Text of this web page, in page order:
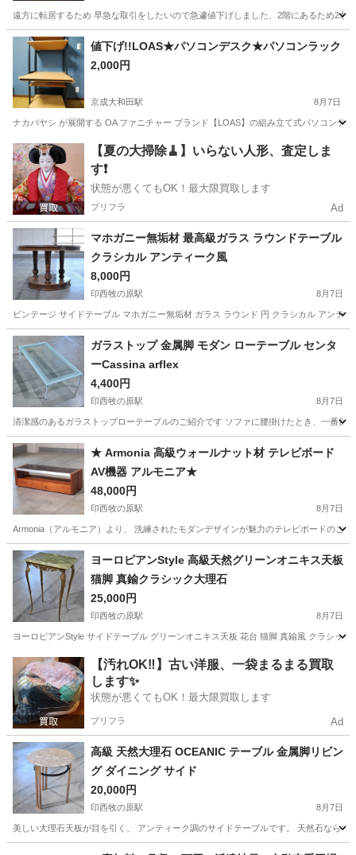
遠方に転居するため 早急な取引をしたいので急遽値下げしました、2階にあるため2
千葉 柏市 南柏駅
値下げ!!LOAS★パソコンデスク★パソコンラック
2,000円
京成大和田駅 8月7日
ナカバヤシ が展開する OA ファニチャー ブランド【LOAS】の組み立て式パソコンデ
千葉 八千代市 京成大和田駅 収納家具 デスク
【夏の大掃除🧹】いらない人形、査定しま
す❗️
状態が悪くてもOK！最大限買取します
プリフラ Ad
マホガニー無垢材 最高級ガラス ラウンドテーブル
クラシカル アンティーク風
8,000円
印西牧の原駅 8月7日
ビンテージ サイドテーブル マホガニー無垢材 ガラス ラウンド 円 クラシカル アンテ
千葉 印西市 印西牧の原駅 テーブル
ガラストップ 金属脚 モダン ローテーブル センタ
ーCassina arflex
4,400円
印西牧の原駅 8月7日
清潔感のあるガラストップローテーブルのご紹介です ソファに腰掛けたとき、一番
千葉 印西市 テーブル
★ Armonia 高級ウォールナット材 テレビボード
AV機器 アルモニア★
48,000円
印西牧の原駅 8月7日
Armonia（アルモニア）より、 洗練されたモダンデザインが魅力のテレビボードのご
千葉 印西市 印西牧の原駅 収納家具 Armonia
ヨーロピアンStyle 高級天然グリーンオニキス天板
猫脚 真鍮クラシック大理石
25,000円
印西牧の原駅 8月7日
ヨーロピアンStyle サイドテーブル グリーンオニキス天板 花台 猫脚 真鍮風 クラシッ
千葉 印西市 印西牧の原駅 テーブル
【汚れOK‼️】古い洋服、一袋まるまる買取
します✨
状態が悪くてもOK！最大限買取します
プリフラ Ad
高級 天然大理石 OCEANIC テーブル 金属脚リビン
グ ダイニング サイド
20,000円
印西牧の原駅 8月7日
美しい大理石天板が目を引く、 アンティーク調のサイドテーブルです。 天然石なら
印西牧の原駅 テーブル 大理石